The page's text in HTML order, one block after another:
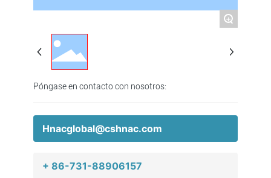
+
Póngase en contacto con nosotros:
Hnacglobal@cshnac.com
+ 86-731-88906157